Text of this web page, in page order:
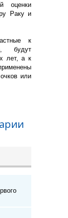
оценки
Раку и
к
будут
лет, а к
или